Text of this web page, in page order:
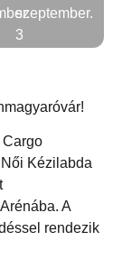
szeptember.
3
Cargo
Kézilabda
A
rendezik